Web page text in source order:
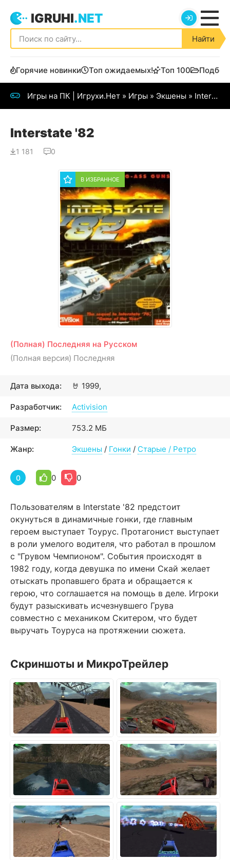
IGRUHI.NET
Найти
Горячие новинки Топ ожидаемых! Топ 100
Игры на ПК | Игрухи.Нет » Игры » Экшены » Interstate '82
Interstate '82
1 181 0
В ИЗБРАННОЕ
(Полная) Последняя на Русском
(Полная версия) Последняя
🤘
Дата выхода: 1999,
Разработчик: Activision
Размер: 753.2 МБ
Жанр: Экшены / Гонки / Старые / Ретро
0 0 0
Пользователям в Interstate '82 предстоит
окунуться в динамичные гонки, где главным
героем выступает Тоурус. Протагонист выступает
в роли умелого водителя, что работал в прошлом
с "Грувом Чемпионом". События происходят в
1982 году, когда девушка по имени Скай желает
отыскать пропавшего брата и обращается к
герою, что соглашается на помощь в деле. Игроки
будут разыскивать исчезнувшего Грува
совместно с механиком Скитером, что будет
выручать Тоуруса на протяжении сюжета.
Скриншоты и МикроТрейлер